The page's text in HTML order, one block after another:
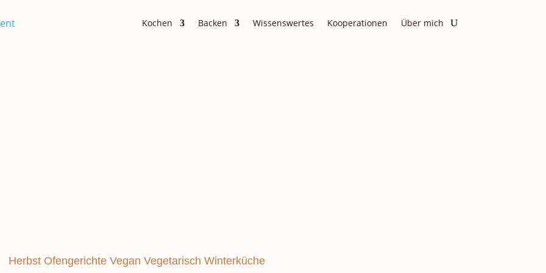
Kochen Backen Wissenswertes Kooperationen Über mich
Herbst Ofengerichte Vegan Vegetarisch Winterküche